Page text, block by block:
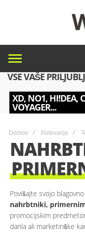
VSE VAŠE
XD, NO1, HI!DEA,
VOYAGER...
Domov Potovanje
Povišajte svojo
nahrbtniki,
promocijskim
darila ali marketinške